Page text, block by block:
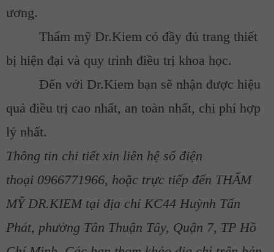
ương.
Thẩm mỹ Dr.Kiem có đầy đủ trang thiết
bị hiện đại và quy trình điều trị khoa học.
Đến với Dr.Kiem bạn sẽ nhận được hiệu
quả điều trị cao nhất, an toàn nhất, chi phí hợp
lý nhất.
Thông tin chi tiết xin liên hệ số điện
thoại 0966771966, hoặc trực tiếp đến THẨM
MỸ DR.KIEM tại địa chỉ KC44 Huỳnh Tấn
Phát, phường Tân Thuận Tây, Quận 7, TP Hồ